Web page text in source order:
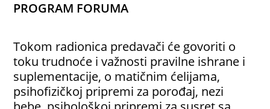
PROGRAM FORUMA
Tokom radionica predavači će govoriti o
toku trudnoće i važnosti pravilne ishrane i
suplementacije, o matičnim ćelijama,
psihofizičkoj pripremi za porođaj, nezi